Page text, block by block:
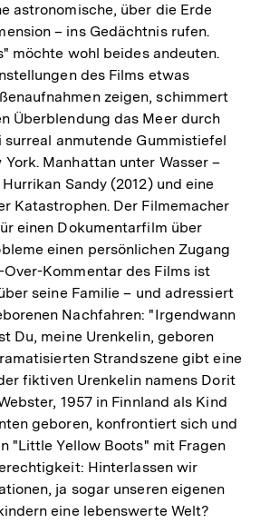
astronomische, über die Erde
– ins Gedächtnis rufen.
möchte wohl beides andeuten.
des Films etwas
zeigen, schimmert
Überblendung das Meer durch
anmutende Gummistiefel
Manhattan unter Wasser –
Sandy (2012) und eine
Katastrophen. Der Filmemacher
einen Dokumentarfilm über
einen persönlichen Zugang
Kommentar des Films ist
seine Familie – und adressiert
Nachfahren: "Irgendwann
Du, meine Urenkelin, geboren
Strandszene gibt eine
fiktiven Urenkelin namens Dorit
1957 in Finnland als Kind
geboren, konfrontiert sich und
"Little Yellow Boots" mit Fragen
Hinterlassen wir
ja sogar unseren eigenen
eine lebenswerte Welt?